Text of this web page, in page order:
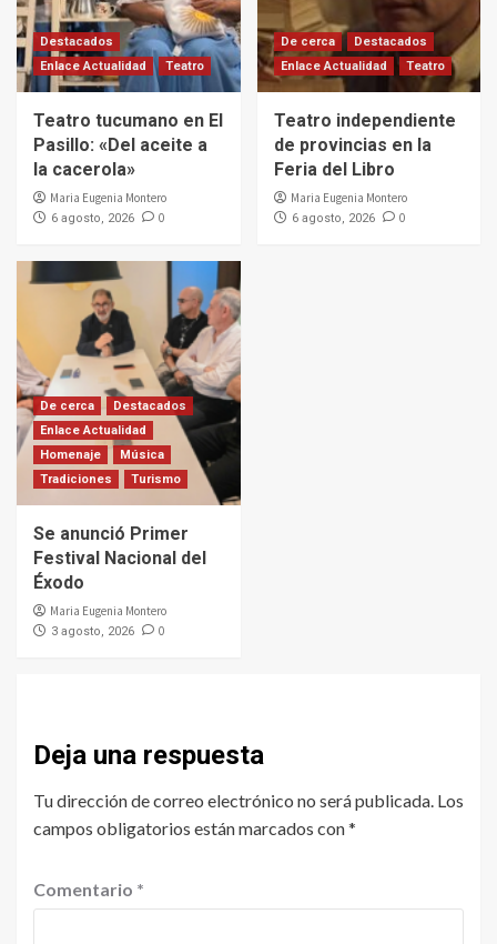
Destacados
Enlace Actualidad
Teatro
Teatro tucumano en El
Pasillo: «Del aceite a
la cacerola»
Maria Eugenia Montero
6 agosto, 2026 0
De cerca
Destacados
Enlace Actualidad
Teatro
Teatro independiente
de provincias en la
Feria del Libro
Maria Eugenia Montero
6 agosto, 2026 0
De cerca
Destacados
Enlace Actualidad
Homenaje
Música
Tradiciones
Turismo
Se anunció Primer
Festival Nacional del
Éxodo
Maria Eugenia Montero
3 agosto, 2026 0
Deja una respuesta
Tu dirección de correo electrónico no será publicada. Los
campos obligatorios están marcados con*
Comentario *